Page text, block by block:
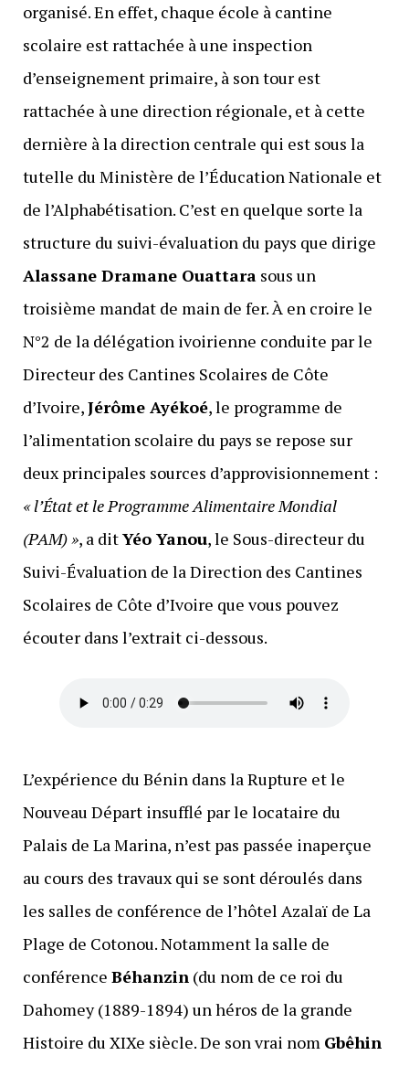
organisé. En effet, chaque école à cantine
scolaire est rattachée à une inspection
d’enseignement primaire, à son tour est
rattachée à une direction régionale, et à cette
dernière à la direction centrale qui est sous la
tutelle du Ministère de l’Éducation Nationale et
de l’Alphabétisation. C’est en quelque sorte la
structure du suivi-évaluation du pays que dirige
Alassane Dramane Ouattara sous un
troisième mandat de main de fer. À en croire le
N°2 de la délégation ivoirienne conduite par le
Directeur des Cantines Scolaires de Côte
d’Ivoire,Jérôme Ayékoé, le programme de
l’alimentation scolaire du pays se repose sur
deux principales sources d’approvisionnement :
« l’État et le Programme Alimentaire Mondial
(PAM) », a ditYéo Yanou, le Sous-directeur du
Suivi-Évaluation de la Direction des Cantines
Scolaires de Côte d’Ivoire que vous pouvez
écouter dans l’extrait ci-dessous.
L’expérience du Bénin dans la Rupture et le
Nouveau Départ insufflé par le locataire du
Palais de La Marina, n’est pas passée inaperçue
au cours des travaux qui se sont déroulés dans
les salles de conférence de l’hôtel Azalaï de La
Plage de Cotonou. Notamment la salle de
conférence Béhanzin (du nom de ce roi du
Dahomey (1889-1894) un héros de la grande
Histoire du XIXe siècle. De son vrai nom Gbêhin